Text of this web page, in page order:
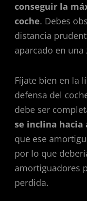
conseguir la
coche. Debes
distancia
aparcado en
Fíjate bien en la
defensa del
debe ser
se inclina hacia
que ese
por lo que
amortiguadores
perdida.